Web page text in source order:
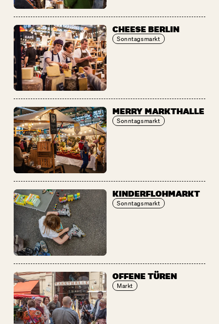
CHEESE BERLIN
Sonntagsmarkt
MERRY MARKTHALLE
Sonntagsmarkt
KINDERFLOHMARKT
Sonntagsmarkt
OFFENE TÜREN
Markt